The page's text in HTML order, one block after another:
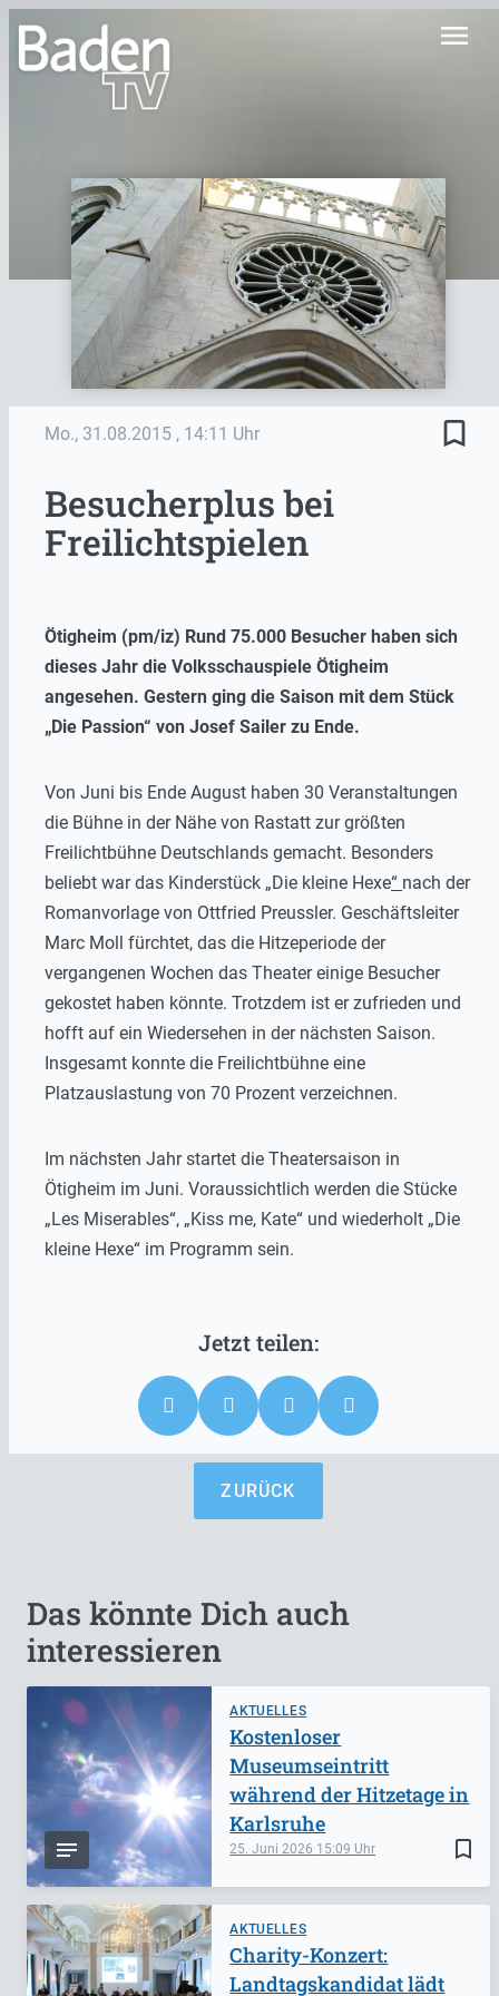
menu
Mo., 31.08.2015 , 14:11 Uhr bookmark_border
Besucherplus bei
Freilichtspielen
Ötigheim (pm/iz) Rund 75.000 Besucher haben sich
dieses Jahr die Volksschauspiele Ötigheim
angesehen. Gestern ging die Saison mit dem Stück
„Die Passion“ von Josef Sailer zu Ende.
Von Juni bis Ende August haben 30 Veranstaltungen
die Bühne in der Nähe von Rastatt zur größten
Freilichtbühne Deutschlands gemacht. Besonders
beliebt war das Kinderstück „Die kleine Hexe“ nach der
Romanvorlage von Ottfried Preussler. Geschäftsleiter
Marc Moll fürchtet, das die Hitzeperiode der
vergangenen Wochen das Theater einige Besucher
gekostet haben könnte. Trotzdem ist er zufrieden und
hofft auf ein Wiedersehen in der nächsten Saison.
Insgesamt konnte die Freilichtbühne eine
Platzauslastung von 70 Prozent verzeichnen.
Im nächsten Jahr startet die Theatersaison in
Ötigheim im Juni. Voraussichtlich werden die Stücke
„Les Miserables“, „Kiss me, Kate“ und wiederholt „Die
kleine Hexe“ im Programm sein.
ZURÜCK
Das könnte Dich auch
interessieren
AKTUELLES
bookmark_border
25. Juni 2026 15:09
Kostenloser
Museumseintritt
während der Hitzetage in
Karlsruhe
AKTUELLES
Charity-Konzert:
Landtagskandidat lädt